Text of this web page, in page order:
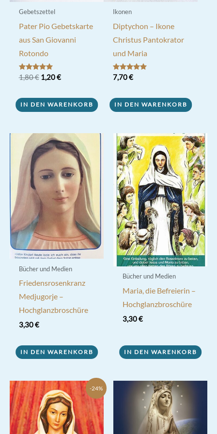
Gebetszettel
Pater Pio Gebetskarte
aus San Giovanni
Rotondo
Bewertet mit
5.00
1,80€ Ursprünglicher
1,80 €
1,20€Aktueller
1,20 €.
IN DEN WARENKORB
Ikonen
Diptychon – Ikone
Christus Pantokrator
und Maria
Bewertet mit
5.00
7,70€
IN DEN WARENKORB
Bücher und Medien
Friedensrosenkranz
Medjugorje –
Hochglanzbroschüre
3,30€
IN DEN WARENKORB
Bücher und Medien
Maria, die Befreierin –
Hochglanzbroschüre
3,30€
IN DEN WARENKORB
-24%